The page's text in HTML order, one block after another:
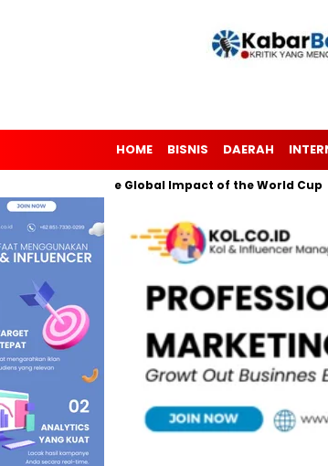
HOME BISNIS DAERAH
Soccer: The Global Impact of the World Cup